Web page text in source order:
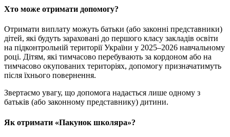
Хто може отримати допомогу?
Отримати виплату можуть батьки (або законні представники)
дітей, які будуть зараховані до першого класу закладів освіти
на підконтрольній території України у 2025–2026 навчальному
році. Дітям, які тимчасово перебувають за кордоном або на
тимчасово окупованих територіях, допомогу призначатимуть
після їхнього повернення.
Звертаємо увагу, що допомога надається лише одному з
батьків (або законному представнику) дитини.
Як отримати «Пакунок школяра»?